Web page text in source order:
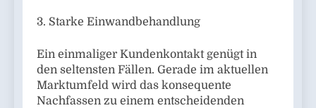
3. Starke Einwandbehandlung
Ein einmaliger Kundenkontakt genügt in
den seltensten Fällen. Gerade im aktuellen
Marktumfeld wird das konsequente
Nachfassen zu einem entscheidenden